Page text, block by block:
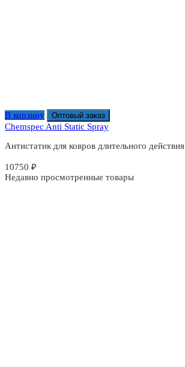
В корзину Оптовый заказ
Chemspec Anti Static Spray
Антистатик для ковров длительного действия
10750 ₽
Недавно просмотренные товары